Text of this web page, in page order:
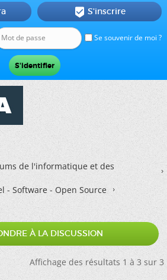
Se souvenir de moi ?
 S'inscrire
de l'informatique et des
- Software - Open Source
À LA DISCUSSION
Affichage des résultats 1 à 3 sur 3